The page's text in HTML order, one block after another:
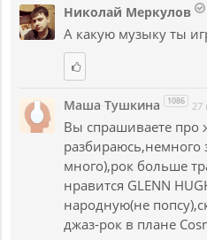
Николай Меркулов
А какую музыку ты
Маша Тушкина 1086 27
Вы спрашиваете про
разбираюсь,немного
много),рок больше
нравится GLENN
народную(не
джаз-рок в плане